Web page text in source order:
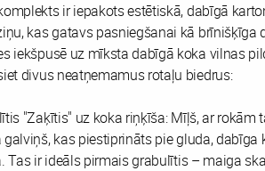
ir iepakots estētiskā, dabīgā
kas gatavs pasniegšanai kā brīnišķīga
iekšpusē uz mīksta dabīgā koka vilnas
divus neatņemamus rotaļu biedrus:
"Zaķītis" uz koka riņķīša: Mīļš, ar rokām
galviņš, kas piestiprināts pie gluda, dabīga
Tas ir ideāls pirmais grabulītis – maiga